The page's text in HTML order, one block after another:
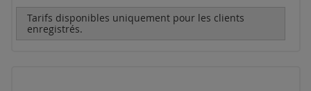
Tarifs disponibles uniquement pour les clients
enregistrés.